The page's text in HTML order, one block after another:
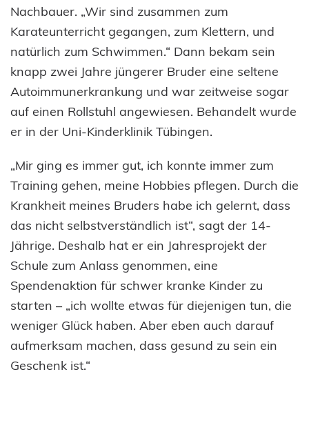
Nachbauer. „Wir sind zusammen zum
Karateunterricht gegangen, zum Klettern, und
natürlich zum Schwimmen.“ Dann bekam sein
knapp zwei Jahre jüngerer Bruder eine seltene
Autoimmunerkrankung und war zeitweise sogar
auf einen Rollstuhl angewiesen. Behandelt wurde
er in der Uni-Kinderklinik Tübingen.
„Mir ging es immer gut, ich konnte immer zum
Training gehen, meine Hobbies pflegen. Durch die
Krankheit meines Bruders habe ich gelernt, dass
das nicht selbstverständlich ist“, sagt der 14-
Jährige. Deshalb hat er ein Jahresprojekt der
Schule zum Anlass genommen, eine
Spendenaktion für schwer kranke Kinder zu
starten – „ich wollte etwas für diejenigen tun, die
weniger Glück haben. Aber eben auch darauf
aufmerksam machen, dass gesund zu sein ein
Geschenk ist.“